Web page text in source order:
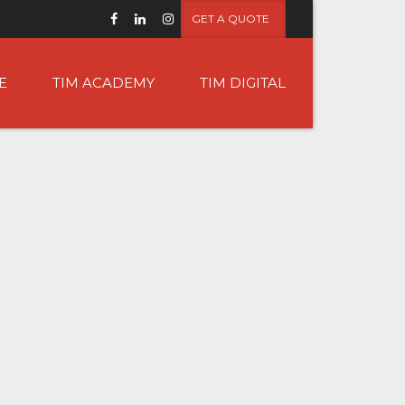
GET A QUOTE
TIM ACADEMY TIM DIGITAL